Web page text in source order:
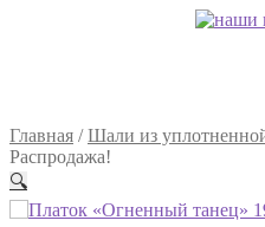
Главная /Шали из
Распродажа!
🔍